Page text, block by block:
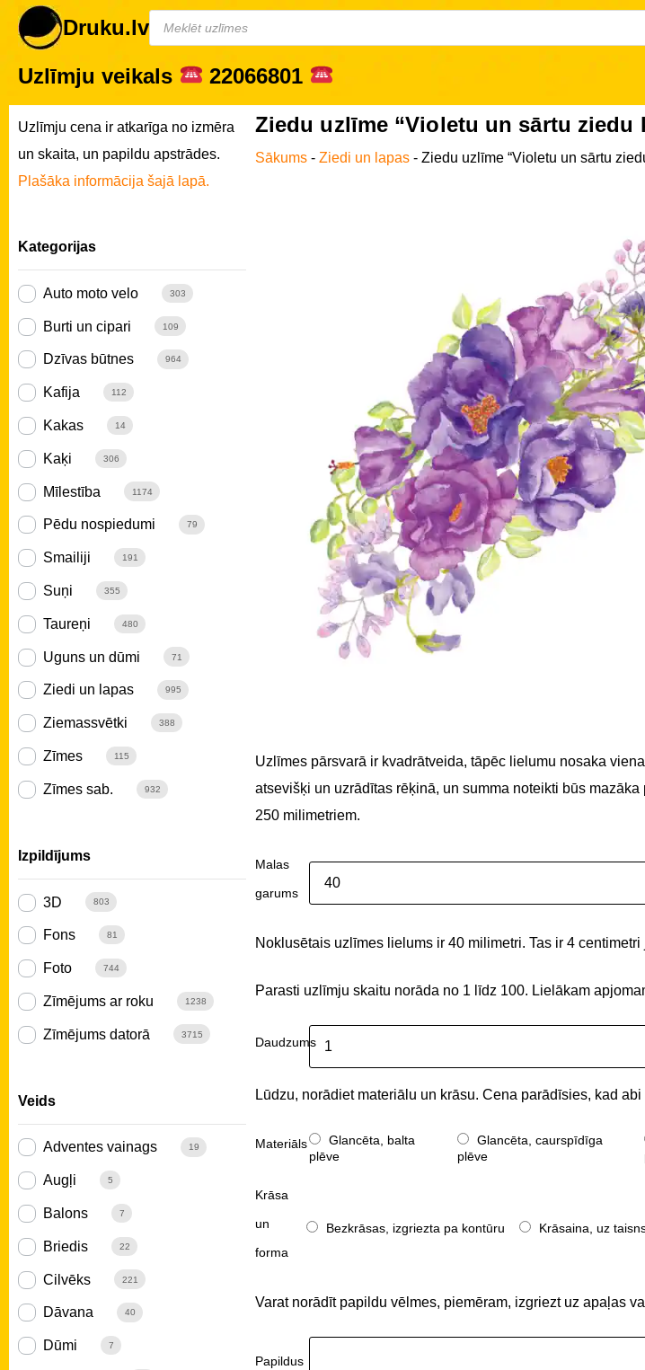
Druku.lv
Uzlīmju veikals 22066801
Uzlīmju cena ir atkarīga no izmēra
un skaita, un papildu apstrādes.
Plašāka informācija šajā lapā.
Kategorijas
Auto moto velo 303
Burti un cipari 109
Dzīvas būtnes 964
Kafija 112
Kakas 14
Kaķi 306
Mīlestība 1174
Pēdu nospiedumi 79
Smailiji 191
Suņi 355
Taureņi 480
Uguns un dūmi 71
Ziedi un lapas 995
Ziemassvētki 388
Zīmes 115
Zīmes sab. 932
Izpildījums
3D 803
Fons 81
Foto 744
Zīmējums ar roku 1238
Zīmējums datorā 3715
Veids
Adventes vainags 19
Augļi 5
Balons 7
Briedis 22
Cilvēks 221
Dāvana 40
Dūmi 7
Ziedu uzlīme “Violetu un sārtu ziedu
Sākums- Ziedi un lapas- Ziedu uzlīme “Violetu un sārtu
Uzlīmes pārsvarā ir kvadrātveida, tāpēc lielumu nosaka
atsevišķi un uzrādītas rēķinā, un summa noteikti būs
250 milimetriem.
Malas
garums
Noklusētais uzlīmes lielums ir 40 milimetri. Tas ir 4
Parasti uzlīmju skaitu norāda no 1 līdz 100. Lielākam
Daudzums
Lūdzu, norādiet materiālu un krāsu. Cena parādīsies, kad
Materiāls
Glancēta, balta
plēve
Glancēta, caurspīdīga
plēve
Krāsa
un
forma
Bezkrāsas, izgriezta pa kontūru Krāsaina, uz
Varat norādīt papildu vēlmes, piemēram, izgriezt uz apaļas
Papildus